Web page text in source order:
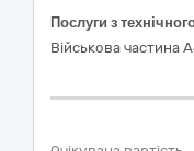
Військова частина